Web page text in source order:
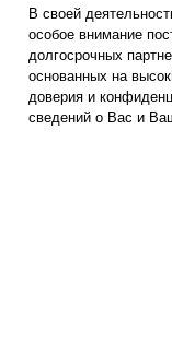
В своей
особое внимание
долгосрочных
основанных на
доверия и
сведений о Вас и